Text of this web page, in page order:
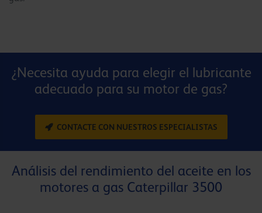
¿Necesita ayuda para elegir el lubricante
adecuado para su motor de gas?
CONTACTE CON NUESTROS ESPECIALISTAS
Análisis del rendimiento del aceite en los
motores a gas Caterpillar 3500